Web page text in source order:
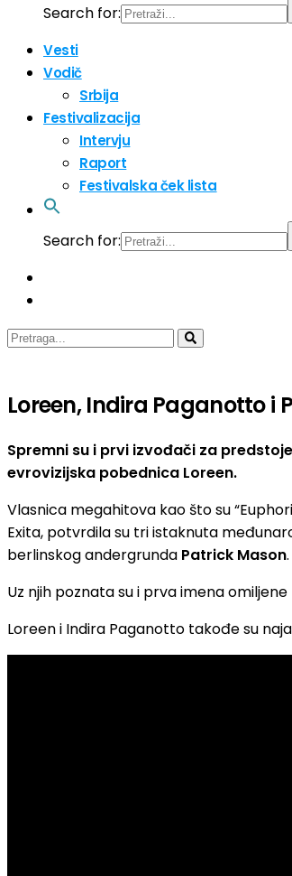
Search for:
Vesti
Vodič
Srbija
Festivalizacija
Intervju
Raport
Festivalska ček lista
Search for:
Loreen, Indira Paganotto i
Spremni su i prvi izvođači za
evrovizijska pobednica Loreen.
Vlasnica megahitova kao što su
Exita, potvrdila su tri istaknuta
berlinskog andergrunda Patrick Mason.
Uz njih poznata su i prva imena
Loreen i Indira Paganotto takođe su